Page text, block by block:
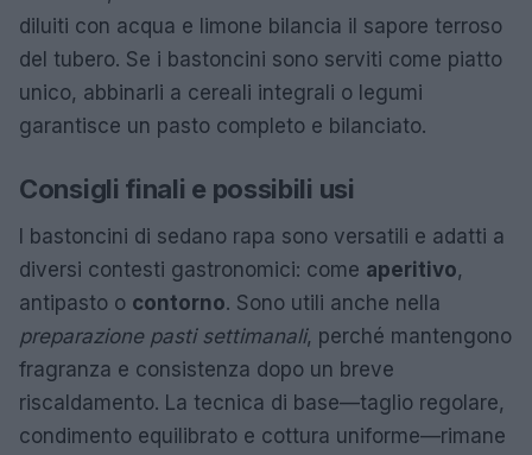
diluiti con acqua e limone bilancia il sapore terroso
del tubero. Se i bastoncini sono serviti come piatto
unico, abbinarli a cereali integrali o legumi
garantisce un pasto completo e bilanciato.
Consigli finali e possibili usi
I bastoncini di sedano rapa sono versatili e adatti a
diversi contesti gastronomici: come aperitivo,
antipasto o contorno. Sono utili anche nella
preparazione pasti settimanali, perché mantengono
fragranza e consistenza dopo un breve
riscaldamento. La tecnica di base—taglio regolare,
condimento equilibrato e cottura uniforme—rimane